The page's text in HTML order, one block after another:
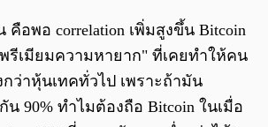
อพอ correlation เพิ่มสูงขึ้น Bitcoin
รีเมียมความหายาก" ที่เคยทำให้คน
ว่าหุ้นเทคทั่วไป เพราะถ้ามัน
น 90% ทำไมต้องถือ Bitcoin ในเมื่อ